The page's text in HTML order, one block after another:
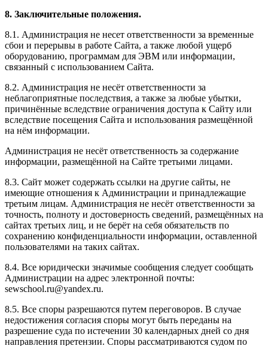
8. Заключительные положения.
8.1. Администрация не несет ответственности за временные
сбои и перерывы в работе Сайта, а также любой ущерб
оборудованию, программам для ЭВМ или информации,
связанный с использованием Сайта.
8.2. Администрация не несёт ответственности за
неблагоприятные последствия, а также за любые убытки,
причинённые вследствие ограничения доступа к Сайту или
вследствие посещения Сайта и использования размещённой
на нём информации.
Администрация не несёт ответственность за содержание
информации, размещённой на Сайте третьими лицами.
8.3. Сайт может содержать ссылки на другие сайты, не
имеющие отношения к Администрации и принадлежащие
третьим лицам. Администрация не несёт ответственности за
точность, полноту и достоверность сведений, размещённых на
сайтах третьих лиц, и не берёт на себя обязательств по
сохранению конфиденциальности информации, оставленной
пользователями на таких сайтах.
8.4. Все юридически значимые сообщения следует сообщать
Администрации на адрес электронной почты:
sewschool.ru@yandex.ru.
8.5. Все споры разрешаются путем переговоров. В случае
недостижения согласия споры могут быть переданы на
разрешение суда по истечении 30 календарных дней со дня
направления претензии. Споры рассматриваются судом по